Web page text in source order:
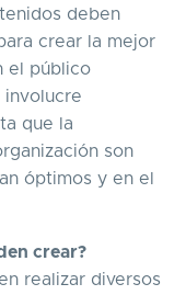
deben
crear la mejor
el público
involucre
que la
son
óptimos y en el
crear?
realizar diversos